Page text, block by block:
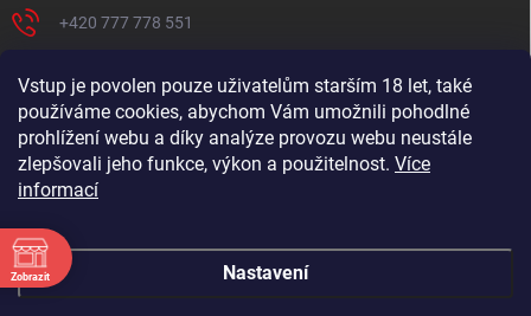
Vstup je povolen pouze uživatelům starším 18 let, také
používáme cookies, abychom Vám umožnili pohodlné
prohlížení webu a díky analýze provozu webu neustále
zlepšovali jeho funkce, výkon a použitelnost. Více
informací
Nastavení
+420 777 778 551
redarms_cz/
YOUTUBE
Zobrazit